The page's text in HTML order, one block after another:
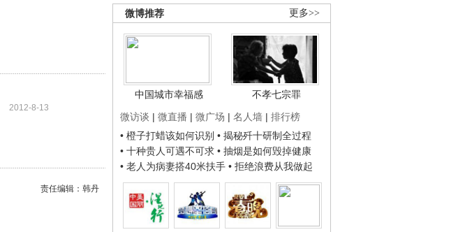
更多>>
微博推荐
中国城市幸福感
不孝七宗罪
微访谈 | 微直播 | 微广场 | 名人墙 | 排行榜
• 橙子打蜡该如何识别 • 揭秘歼十研制全过程
• 十种贵人可遇不可求 • 抽烟是如何毁掉健康
• 老人为病妻搭40米扶手 • 拒绝浪费从我做起
2012-8-13
责任编辑：韩丹